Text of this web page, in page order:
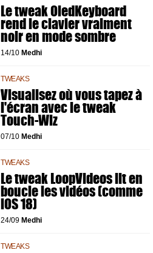
Le tweak OledKeyboard
rend le clavier vraiment
noir en mode sombre
14/10 Medhi
TWEAKS
Visualisez où vous tapez à
l'écran avec le tweak
Touch-Wiz
07/10 Medhi
TWEAKS
Le tweak LoopVideos lit en
boucle les vidéos (comme
iOS 18)
24/09 Medhi
TWEAKS